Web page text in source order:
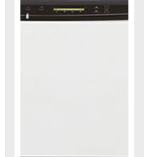
ra, các máy còn được hỗ
sẻ, quản lý tài liệu với
người dùng có thể hoàn